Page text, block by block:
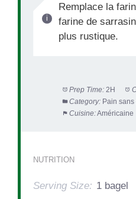
Remplace la
farine de
plus rustique.
Prep Time: 2H
Category: Pain sans
Cuisine:Américaine
NUTRITION
Serving Size: 1 bagel